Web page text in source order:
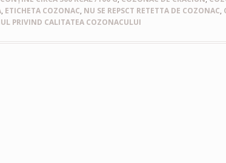
, ETICHETA COZONAC, NU SE REPSCT RETETTA DE COZONAC,
PRIVIND CALITATEA COZONACULUI